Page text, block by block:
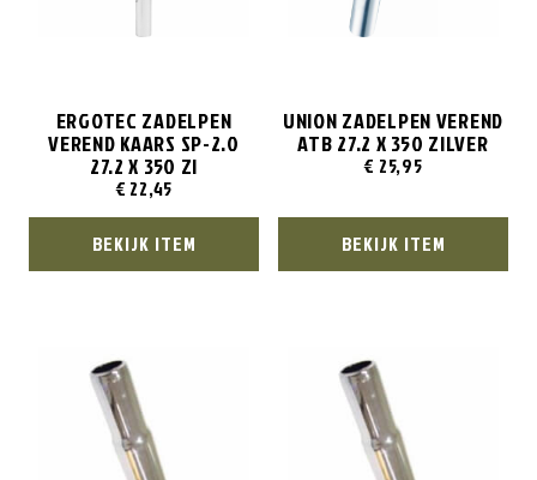
ERGOTEC ZADELPEN
VEREND KAARS SP-2.0
27.2 X 350 ZI
€ 22,45
BEKIJK ITEM
UNION ZADELPEN VEREND
ATB 27.2 X 350 ZILVER
€ 25,95
BEKIJK ITEM